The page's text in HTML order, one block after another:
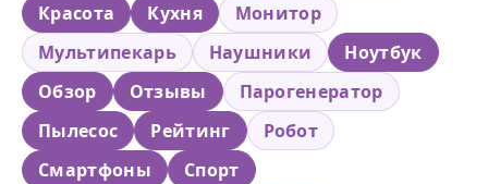
Красота
Кухня
Монитор
Мультипекарь
Наушники
Ноутбук
Обзор
Отзывы
Парогенератор
Пылесос
Рейтинг
Робот
Смартфоны
Спорт